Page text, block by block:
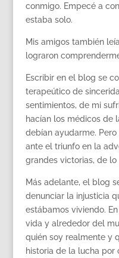
conmigo. Empecé a
estaba solo.
Mis amigos también
lograron
Escribir en el blog se
terapeútico de
sentimientos, de mi
hacían los médicos de
debían ayudarme.
ante el triunfo en la
grandes victorias, de lo
Más adelante, el blog
denunciar la injusticia
estábamos viviendo.
vida y alrededor del
quién soy realmente y
historia de la lucha por